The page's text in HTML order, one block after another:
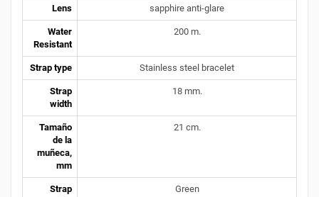
Lens sapphire anti-glare
Water
Resistant
200 m.
Strap type Stainless steel bracelet
Strap
width
18 mm.
Tamaño
de la
muñeca,
mm
21 cm.
Strap
Green